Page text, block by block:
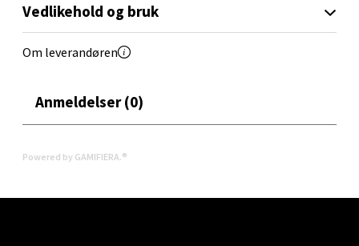
Vedlikehold og bruk
Om leverandøren
Anmeldelser (0)
Powered by GAMIFIERA.®
Mandal - Alti Mandal